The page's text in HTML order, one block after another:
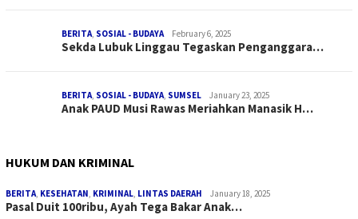
BERITA, SOSIAL - BUDAYA February 6, 2025
Sekda Lubuk Linggau Tegaskan Penganggara…
BERITA, SOSIAL - BUDAYA, SUMSEL January 23, 2025
Anak PAUD Musi Rawas Meriahkan Manasik H…
HUKUM DAN KRIMINAL
BERITA, KESEHATAN, KRIMINAL, LINTAS DAERAH January 18, 2025
Pasal Duit 100ribu, Ayah Tega Bakar Anak…